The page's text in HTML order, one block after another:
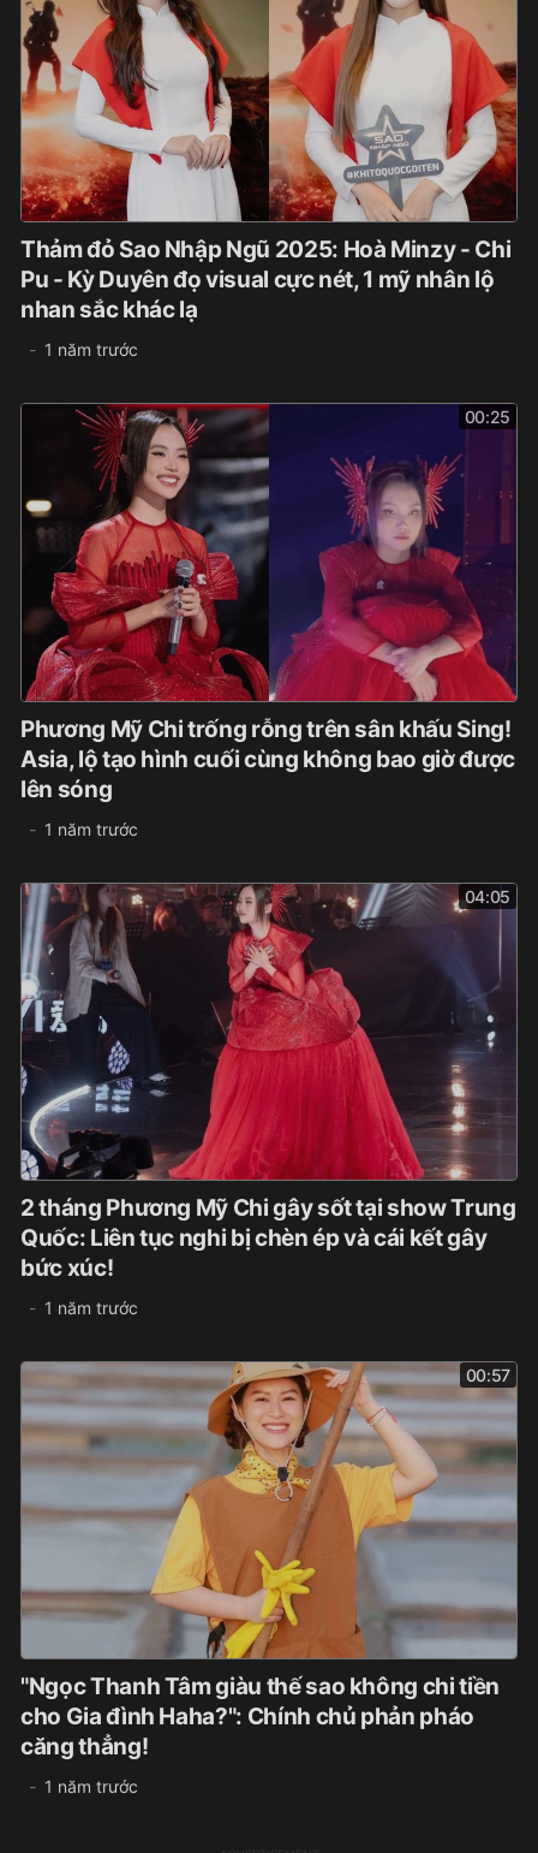
Thảm đỏ Sao Nhập Ngũ 2025: Hoà Minzy - Chi
Pu - Kỳ Duyên đọ visual cực nét, 1 mỹ nhân lộ
nhan sắc khác lạ
1 năm trước
00:25
Phương Mỹ Chi trống rỗng trên sân khấu Sing!
Asia, lộ tạo hình cuối cùng không bao giờ được
lên sóng
1 năm trước
04:05
2 tháng Phương Mỹ Chi gây sốt tại show Trung
Quốc: Liên tục nghi bị chèn ép và cái kết gây
bức xúc!
1 năm trước
00:57
"Ngọc Thanh Tâm giàu thế sao không chi tiền
cho Gia đình Haha?": Chính chủ phản pháo
căng thẳng!
1 năm trước